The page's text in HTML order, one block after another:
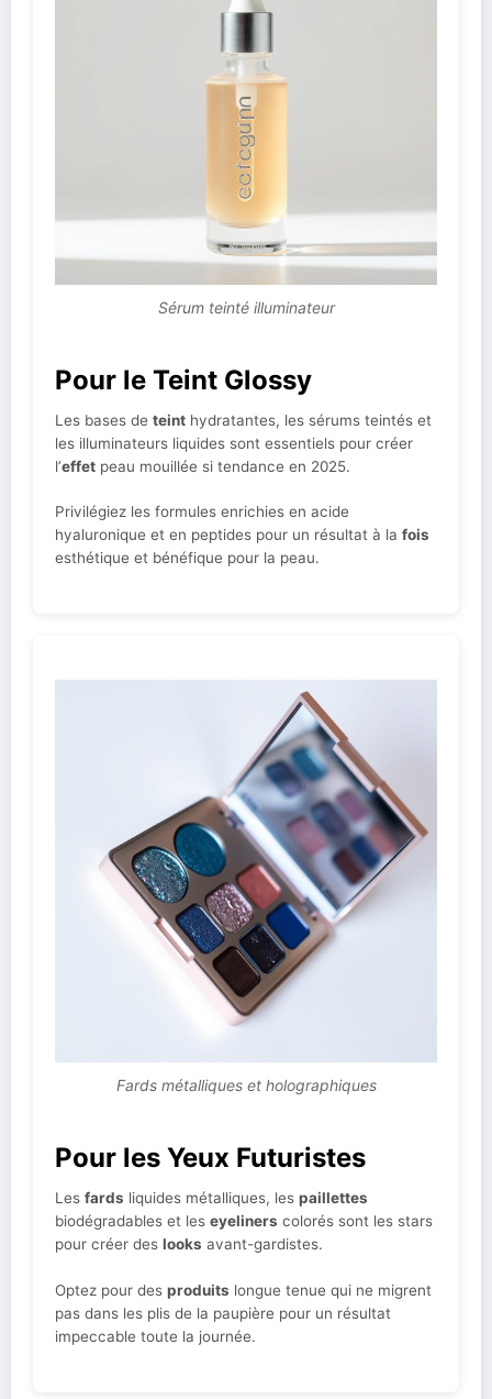
Sérum teinté illuminateur
Pour le Teint Glossy
Les bases de teint hydratantes, les sérums teintés et
les illuminateurs liquides sont essentiels pour créer
l’effet peau mouillée si tendance en 2025.
Privilégiez les formules enrichies en acide
hyaluronique et en peptides pour un résultat à la fois
esthétique et bénéfique pour la peau.
Fards métalliques et holographiques
Pour les Yeux Futuristes
Les fards liquides métalliques, les paillettes
biodégradables et les eyeliners colorés sont les stars
pour créer des looks avant-gardistes.
Optez pour des produits longue tenue qui ne migrent
pas dans les plis de la paupière pour un résultat
impeccable toute la journée.